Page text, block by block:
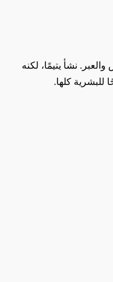
نشأ يتيمًا، لكنه
للبشرية كلها.